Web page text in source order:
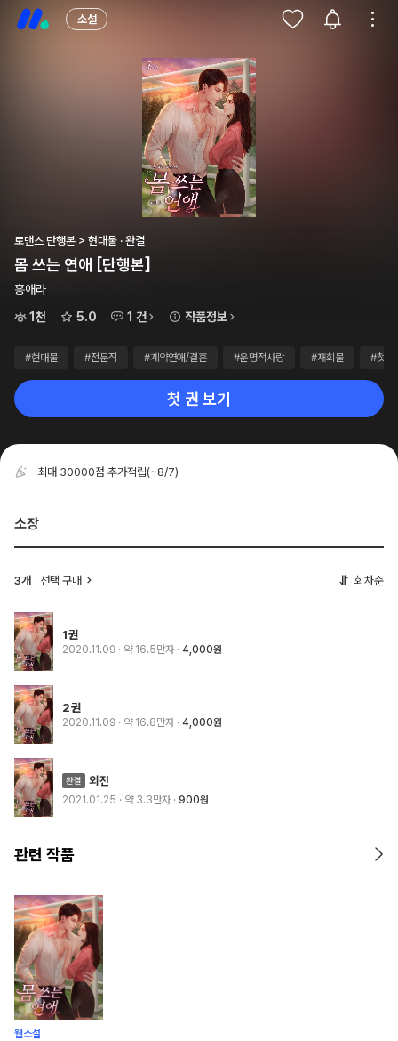
소설
로맨스 단행본 > 현대물 · 완결
몸 쓰는 연애 [단행본]
흥애라
1천
5.0 1 건 작품정보
#현대물 #전문직 #계약연애/결혼 #운명적사랑 #재회물 #첫사
첫 권 보기
최대 30000점 추가적립(~8/7)
소장
3개 선택 구매 회차순
1권
2020.11.09 · 약 16.5만자 4,000원
2권
2020.11.09 · 약 16.8만자 4,000원
외전
2021.01.25 · 약 3.3만자 900원
관련 작품
웹소설